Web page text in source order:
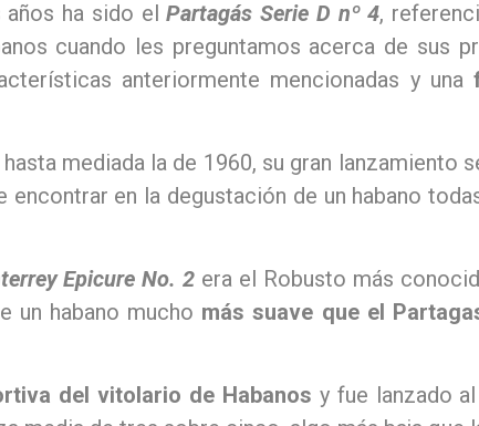
años ha sido elPartagás Serie D nº 4,
cuando les preguntamos acerca de sus
anteriormente mencionadas y una
mediada la de 1960, su gran lanzamiento
en la degustación de un habano
Epicure No. 2 era el Robusto más
un habano mucho más suave que el
del vitolario de Habanos y fue lanzado